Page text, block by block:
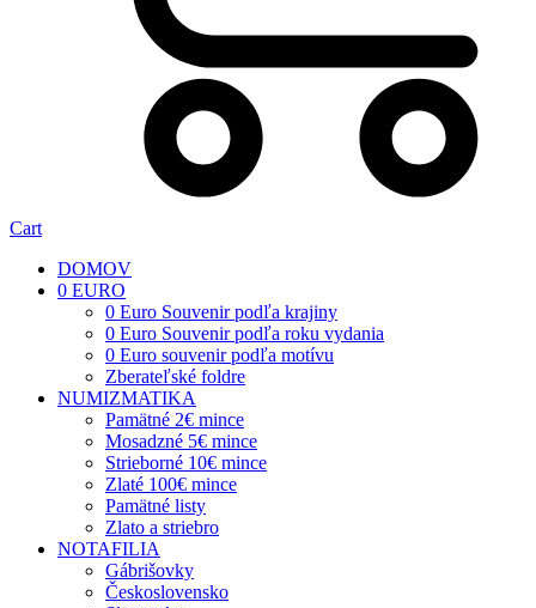
Cart
DOMOV
0 EURO
0 Euro Souvenir podľa krajiny
0 Euro Souvenir podľa roku vydania
0 Euro souvenir podľa motívu
Zberateľské foldre
NUMIZMATIKA
Pamätné 2€ mince
Mosadzné 5€ mince
Strieborné 10€ mince
Zlaté 100€ mince
Pamätné listy
Zlato a striebro
NOTAFILIA
Gábrišovky
Československo